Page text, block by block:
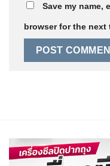
Save my name,
browser for the next